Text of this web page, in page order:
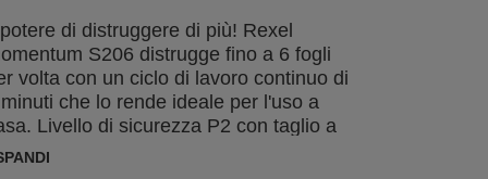
di distruggere di più! Rexel
S206 distrugge fino a 6 fogli
volta con un ciclo di lavoro continuo di
che lo rende ideale per l'uso a
Livello di sicurezza P2 con taglio a
da 6 mm. Capacità del cestino da 9